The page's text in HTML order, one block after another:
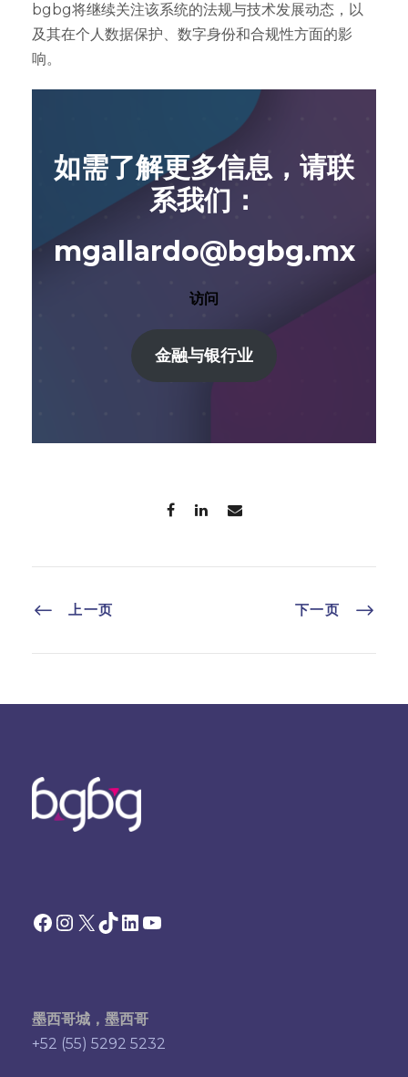
bgbg将继续关注该系统的法规与技术发展动态，以
及其在个人数据保护、数字身份和合规性方面的影
响。
如需了解更多信息，请联
系我们：
mgallardo@bgbg.mx
访问
金融与银行业
上一页 下一页
Facebook Instagram X TikTok 领英YouTube
墨西哥城，墨西哥
+52 (55) 5292 5232